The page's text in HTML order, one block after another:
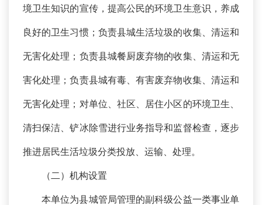
境卫生知识的宣传，提高公民的环境卫生意识，养成
良好的卫生习惯；负责县城生活垃圾的收集、清运和
无害化处理；负责县城餐厨废弃物的收集、清运和无
害化处理；负责县城有毒、有害废弃物收集、清运和
无害化处理；对单位、社区、居住小区的环境卫生、
清扫保洁、铲冰除雪进行业务指导和监督检查，逐步
推进居民生活垃圾分类投放、运输、处理。
（二）机构设置
本单位为县城管局管理的副科级公益一类事业单